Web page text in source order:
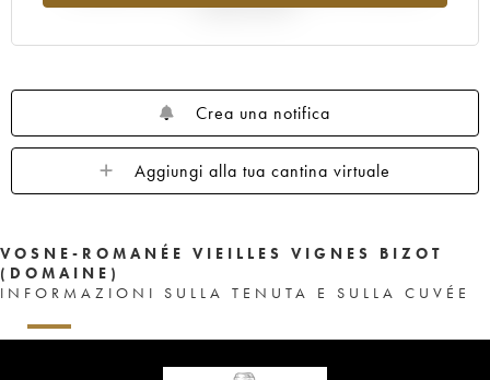
Crea una notifica
Aggiungi alla tua cantina virtuale
VOSNE-ROMANÉE VIEILLES VIGNES BIZOT
(DOMAINE)
INFORMAZIONI SULLA TENUTA E SULLA CUVÉE